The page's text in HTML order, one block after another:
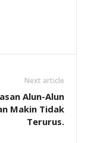
Next article
Alun-Alun
Makin Tidak
Terurus.